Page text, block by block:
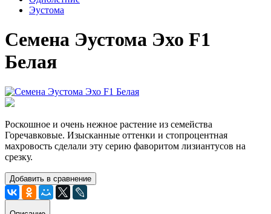
Эустома
Семена Эустома Эхо F1
Белая
Роскошное и очень нежное растение из семейства
Горечавковые. Изысканные оттенки и стопроцентная
махровость сделали эту серию фаворитом лизиантусов на
срезку.
Добавить в сравнение